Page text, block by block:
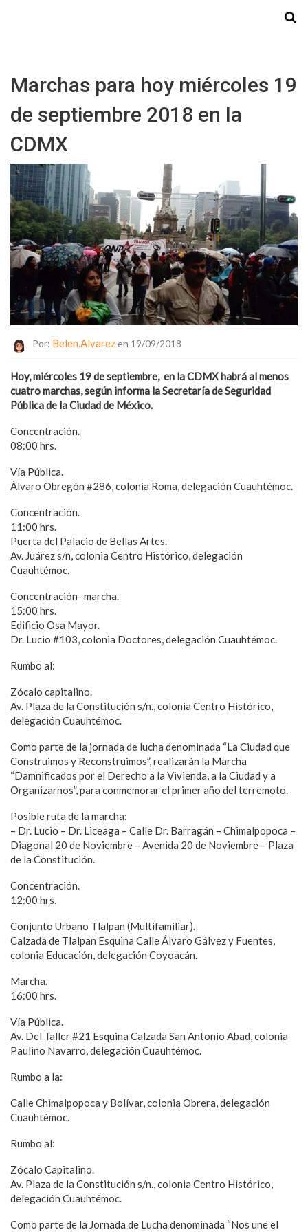
Marchas para hoy miércoles 19
de septiembre 2018 en la
CDMX
Por: Belen.alvarezen 19/09/2018
Hoy, miércoles 19 de septiembre, en la CDMX habrá al menos
cuatro marchas, según informa la Secretaría de Seguridad
Pública de la Ciudad de México.
Concentración.
08:00 hrs.
Vía Pública.
Álvaro Obregón #286, colonia Roma, delegación Cuauhtémoc.
Concentración.
11:00 hrs.
Puerta del Palacio de Bellas Artes.
Av. Juárez s/n, colonia Centro Histórico, delegación
Cuauhtémoc.
Concentración- marcha.
15:00 hrs.
Edificio Osa Mayor.
Dr. Lucio #103, colonia Doctores, delegación Cuauhtémoc.
Rumbo al:
Zócalo capitalino.
Av. Plaza de la Constitución s/n., colonia Centro Histórico,
delegación Cuauhtémoc.
Como parte de la jornada de lucha denominada “La Ciudad que
Construimos y Reconstruimos”, realizarán la Marcha
“Damnificados por el Derecho a la Vivienda, a la Ciudad y a
Organizarnos”, para conmemorar el primer año del terremoto.
Posible ruta de la marcha:
– Dr. Lucio – Dr. Liceaga – Calle Dr. Barragán – Chimalpopoca –
Diagonal 20 de Noviembre – Avenida 20 de Noviembre – Plaza
de la Constitución.
Concentración.
12:00 hrs.
Conjunto Urbano Tlalpan (Multifamiliar).
Calzada de Tlalpan Esquina Calle Álvaro Gálvez y Fuentes,
colonia Educación, delegación Coyoacán.
Marcha.
16:00 hrs.
Vía Pública.
Av. Del Taller #21 Esquina Calzada San Antonio Abad, colonia
Paulino Navarro, delegación Cuauhtémoc.
Rumbo a la:
Calle Chimalpopoca y Bolívar, colonia Obrera, delegación
Cuauhtémoc.
Rumbo al:
Zócalo Capitalino.
Av. Plaza de la Constitución s/n., colonia Centro Histórico,
delegación Cuauhtémoc.
Como parte de la Jornada de Lucha denominada “Nos une el